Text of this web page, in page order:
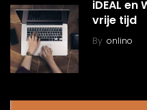
iDEAL
vrije tijd
By onlino